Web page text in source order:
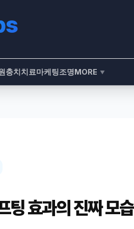
충치치료마케팅조명MORE ▼
팅 효과의 진짜 모습